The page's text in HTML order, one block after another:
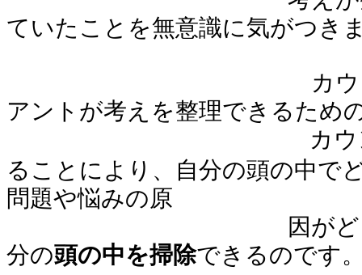
ていたことを無意識に気がつき
カウンセラーは
アントが考えを整理できるため
カ
ることにより、自分の頭の中で
問題や悩みの原
因がどこにある
分の頭の中を掃除できるのです